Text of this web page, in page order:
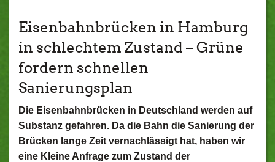
Eisenbahnbrücken in Hamburg
in schlechtem Zustand – Grüne
fordern schnellen
Sanierungsplan
Die Eisenbahnbrücken in Deutschland werden auf
Substanz gefahren. Da die Bahn die Sanierung der
Brücken lange Zeit vernachlässigt hat, haben wir
eine Kleine Anfrage zum Zustand der